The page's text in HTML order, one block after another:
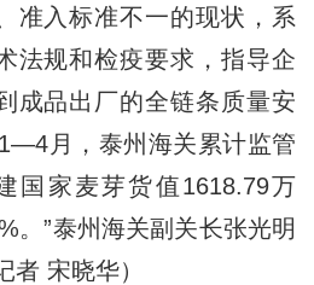
准入标准不一的现状，系
法规和检疫要求，指导企
成品出厂的全链条质量安
月，泰州海关累计监管
国家麦芽货值1618.79万
。”泰州海关副关长张光明
者 宋晓华）